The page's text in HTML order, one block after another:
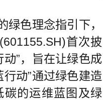
色理念指引下，
首次披
”，旨在让绿色成
动”通过绿色建造
碳的运维蓝图及绿